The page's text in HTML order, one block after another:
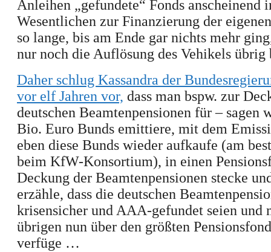
Anleihen „gefundete“ Fonds anscheinend
Wesentlichen zur Finanzierung der
so lange, bis am Ende gar nichts mehr
nur noch die Auflösung des Vehikels übrig
Daher schlug Kassandra der
vor elf Jahren vor, dass man bspw. zur
deutschen Beamtenpensionen für – sagen
Bio. Euro Bunds emittiere, mit dem
eben diese Bunds wieder aufkaufe (am
beim KfW-Konsortium), in einen
Deckung der Beamtenpensionen stecke
erzähle, dass die deutschen
krisensicher und AAA-gefundet seien und
übrigen nun über den größten
verfüge …